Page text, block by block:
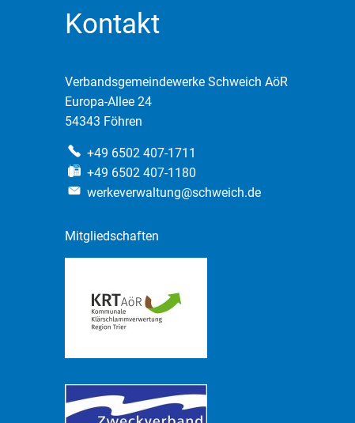
Kontakt
Verbandsgemeindewerke Schweich AöR
Europa-Allee 24
54343 Föhren
+49 6502 407-1711
+49 6502 407-1180
werkeverwaltung@schweich.de
Mitgliedschaften